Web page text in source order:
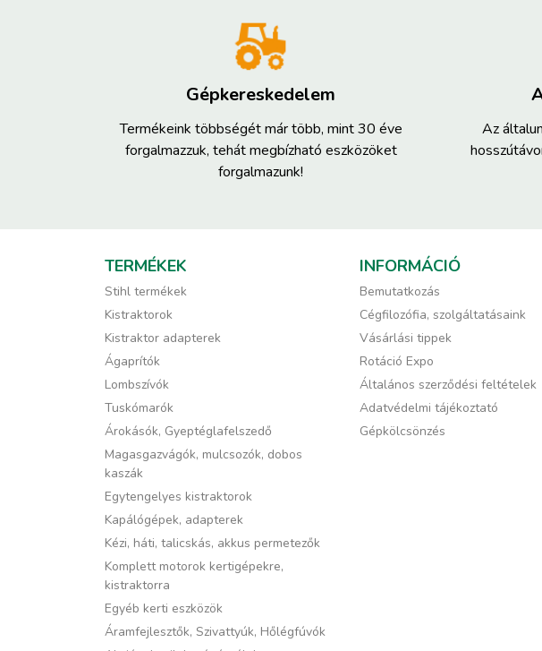
Gépkereskedelem
Termékeink többségét már több, mint 30 éve
forgalmazzuk, tehát megbízható eszközöket
forgalmazunk!
Az
TERMÉKEK
Stihl termékek
Kistraktorok
Kistraktor adapterek
Ágaprítók
Lombszívók
Tuskómarók
Árokásók, Gyeptéglafelszedő
Magasgazvágók, mulcsozók, dobos
kaszák
Egytengelyes kistraktorok
Kapálógépek, adapterek
Kézi, háti, talicskás, akkus permetezők
Komplett motorok kertigépekre,
kistraktorra
Egyéb kerti eszközök
Áramfejlesztők, Szivattyúk, Hőlégfúvók
INFORMÁCIÓ
Bemutatkozás
Cégfilozófia, szolgáltatásaink
Vásárlási tippek
Rotáció Expo
Általános szerződési feltételek
Adatvédelmi tájékoztató
Gépkölcsönzés